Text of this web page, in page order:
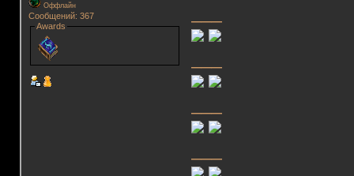
Оффлайн
Сообщений: 367
Awards